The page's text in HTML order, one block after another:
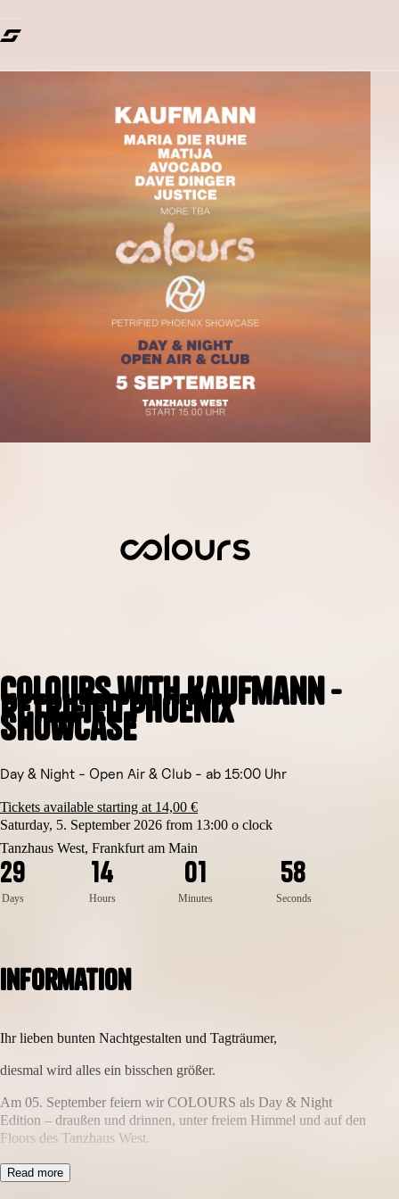
COLOURS with Kaufmann -
Petrified Phoenix
Showcase
Day & Night - Open Air & Club - ab 15:00 Uhr
Tickets available starting at 14,00 €
Saturday, 5. September 2026 from 13:00 o clock
Tanzhaus West, Frankfurt am Main
29
Days
14
Hours
01
Minutes
58
7
Seconds
Information
Ihr lieben bunten Nachtgestalten und Tagträumer,
diesmal wird alles ein bisschen größer.
Am 05. September feiern wir COLOURS als Day & Night
Edition – draußen und drinnen, unter freiem Himmel und auf den
Floors des Tanzhaus West.
Los geht es bereits um 15 Uhr im Sommergarten, bevor wir ab 22
Read more